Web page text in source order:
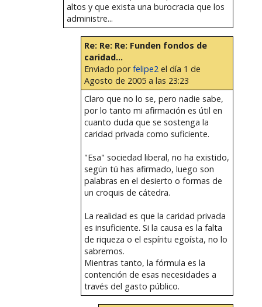
altos y que exista una burocracia que los
administre...
Re: Re: Re: Funden fondos de
caridad...
Enviado porfelipe2el día 1 de
Agosto de 2005 a las 23:23
Claro que no lo se, pero nadie sabe,
por lo tanto mi afirmación es útil en
cuanto duda que se sostenga la
caridad privada como suficiente.
"Esa" sociedad liberal, no ha existido,
según tú has afirmado, luego son
palabras en el desierto o formas de
un croquis de cátedra.
La realidad es que la caridad privada
es insuficiente. Si la causa es la falta
de riqueza o el espíritu egoísta, no lo
sabremos.
Mientras tanto, la fórmula es la
contención de esas necesidades a
través del gasto público.